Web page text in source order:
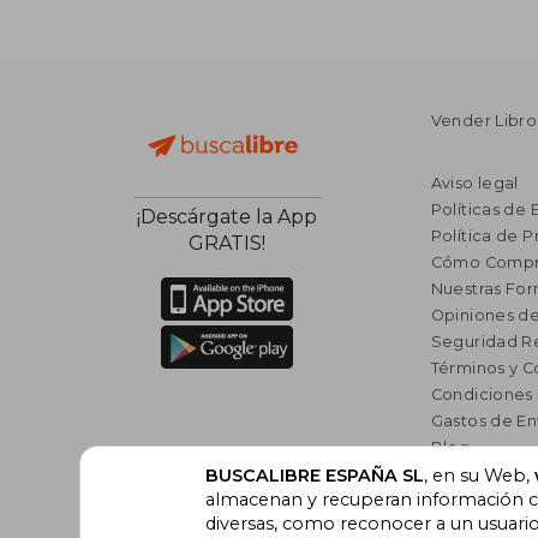
¡Descárgate la App
GRATIS!
Vender
Aviso legal
Políticas de
Política de
Cómo
Nuestras
Opiniones
Seguridad
Términos y
Condiciones
Gastos de
Blog
Lista de
Incentivo a
Libros
BUSCALIBRE ESPAÑA SL, en su Web,
almacenan y recuperan información
diversas, como reconocer a un